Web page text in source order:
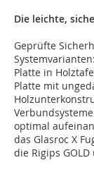
Die leichte,
Geprüfte
Platte in
Platte mit
optimal
das Glasroc X
die Rigips